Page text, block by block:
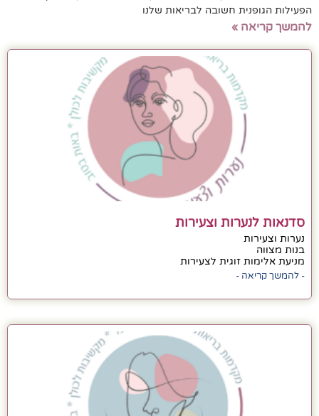
הפעילות הגופנית חשובה לבריאות שלנו
להמשך קריאה »
סדנאות לנערות וצעירות
נערות וצעירות
בנות מצווה
מניעת אלימות זוגית לצעירות
- להמשך קריאה -